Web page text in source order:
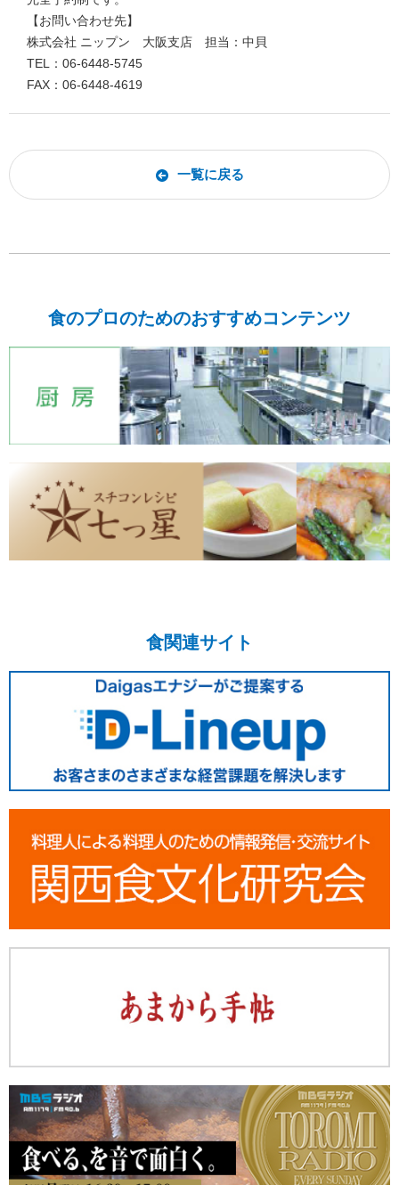
【お問い合わせ先】
株式会社 ニップン 大阪支店 担当：中貝
TEL：06‐6448‐5745
FAX：06‐6448‐4619
一覧に戻る
食のプロのためのおすすめコンテンツ
食関連サイト